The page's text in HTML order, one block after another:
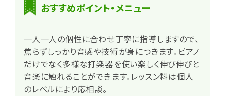
おすすめポイント・メニュー
一人一人の個性に合わせ丁寧に指導しますので、
焦らずしっかり音感や技術が身につきます。ピアノ
だけでなく多様な打楽器を使い楽しく伸び伸びと
音楽に触れることができます。レッスン料は個人
のレベルにより応相談。